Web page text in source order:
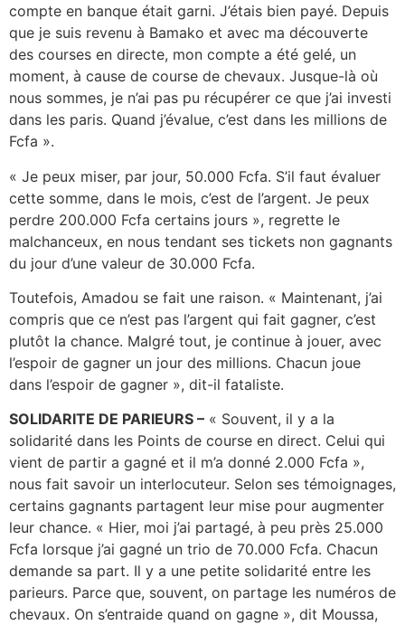
compte en banque était garni. J’étais bien payé. Depuis
que je suis revenu à Bamako et avec ma découverte
des courses en directe, mon compte a été gelé, un
moment, à cause de course de chevaux. Jusque-là où
nous sommes, je n’ai pas pu récupérer ce que j’ai investi
dans les paris. Quand j’évalue, c’est dans les millions de
Fcfa ».
« Je peux miser, par jour, 50.000 Fcfa. S’il faut évaluer
cette somme, dans le mois, c’est de l’argent. Je peux
perdre 200.000 Fcfa certains jours », regrette le
malchanceux, en nous tendant ses tickets non gagnants
du jour d’une valeur de 30.000 Fcfa.
Toutefois, Amadou se fait une raison. « Maintenant, j’ai
compris que ce n’est pas l’argent qui fait gagner, c’est
plutôt la chance. Malgré tout, je continue à jouer, avec
l’espoir de gagner un jour des millions. Chacun joue
dans l’espoir de gagner », dit-il fataliste.
SOLIDARITE DE PARIEURS – « Souvent, il y a la
solidarité dans les Points de course en direct. Celui qui
vient de partir a gagné et il m’a donné 2.000 Fcfa »,
nous fait savoir un interlocuteur. Selon ses témoignages,
certains gagnants partagent leur mise pour augmenter
leur chance. « Hier, moi j’ai partagé, à peu près 25.000
Fcfa lorsque j’ai gagné un trio de 70.000 Fcfa. Chacun
demande sa part. Il y a une petite solidarité entre les
parieurs. Parce que, souvent, on partage les numéros de
chevaux. On s’entraide quand on gagne », dit Moussa,